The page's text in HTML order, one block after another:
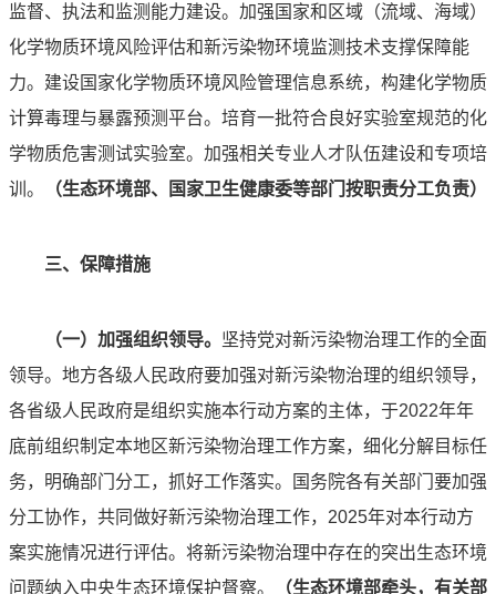
监督、执法和监测能力建设。加强国家和区域（流域、海域）
化学物质环境风险评估和新污染物环境监测技术支撑保障能
力。建设国家化学物质环境风险管理信息系统，构建化学物质
计算毒理与暴露预测平台。培育一批符合良好实验室规范的化
学物质危害测试实验室。加强相关专业人才队伍建设和专项培
训。
（生态环境部、国家卫生健康委等部门按职责分工负责）
三、保障措施
（一）加强组织领导。 坚持党对新污染物治理工作的全面
领导。地方各级人民政府要加强对新污染物治理的组织领导，
各省级人民政府是组织实施本行动方案的主体，于2022年年
底前组织制定本地区新污染物治理工作方案，细化分解目标任
务，明确部门分工，抓好工作落实。国务院各有关部门要加强
分工协作，共同做好新污染物治理工作，2025年对本行动方
案实施情况进行评估。将新污染物治理中存在的突出生态环境
问题纳入中央生态环境保护督察。
（生态环境部牵头，有关部